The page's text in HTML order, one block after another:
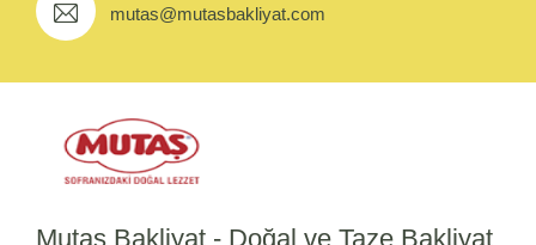
mutas@mutasbakliyat.com
Mutaş Bakliyat - Doğal ve Taze Bakliyat